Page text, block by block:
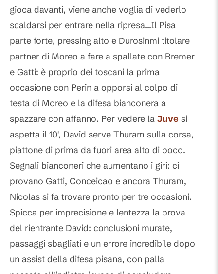
gioca davanti, viene anche voglia di vederlo
scaldarsi per entrare nella ripresa...Il Pisa
parte forte, pressing alto e Durosinmi titolare
partner di Moreo a fare a spallate con Bremer
e Gatti: è proprio dei toscani la prima
occasione con Perin a opporsi al colpo di
testa di Moreo e la difesa bianconera a
spazzare con affanno. Per vedere la Juve si
aspetta il 10', David serve Thuram sulla corsa,
piattone di prima da fuori area alto di poco.
Segnali bianconeri che aumentano i giri: ci
provano Gatti, Conceicao e ancora Thuram,
Nicolas si fa trovare pronto per tre occasioni.
Spicca per imprecisione e lentezza la prova
del rientrante David: conclusioni murate,
passaggi sbagliati e un errore incredibile dopo
un assist della difesa pisana, con palla